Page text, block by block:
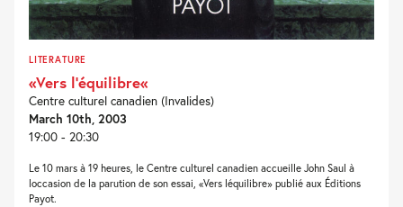
LITERATURE
«Vers l’équilibre«
Centre culturel canadien (Invalides)
March 10th, 2003
19:00 - 20:30
Le 10 mars à 19 heures, le Centre culturel canadien accueille John Saul à
loccasion de la parution de son essai, «Vers léquilibre» publié aux Éditions
Payot.